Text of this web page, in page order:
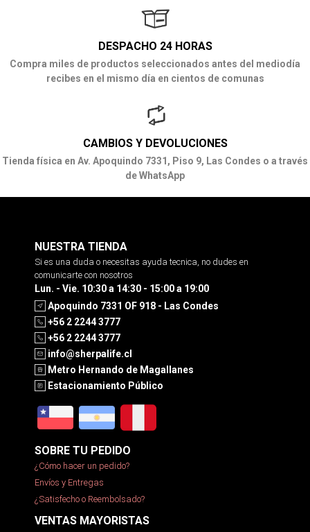
DESPACHO 24 HORAS
Compra miles de productos seleccionados antes del mediodía
recibes en el mismo día en cientos de comunas
CAMBIOS Y DEVOLUCIONES
Tienda física en Av. Apoquindo 7331, Piso 9, Las Condes o a través
de WhatsApp
NUESTRA TIENDA
Si es una duda o necesitas ayuda tecnica, no dudes en
comunicarte con nosotros
Lun. - Vie. 10:30 a 14:30 - 15:00 a 19:00
Apoquindo 7331 OF 918 - Las Condes
+56 2 2244 3777
+56 2 2244 3777
info@sherpalife.cl
Metro Hernando de Magallanes
Estacionamiento Público
SOBRE TU PEDIDO
¿Cómo hacer un pedido?
Envíos y Entregas
¿Satisfecho o Reembolsado?
VENTAS MAYORISTAS